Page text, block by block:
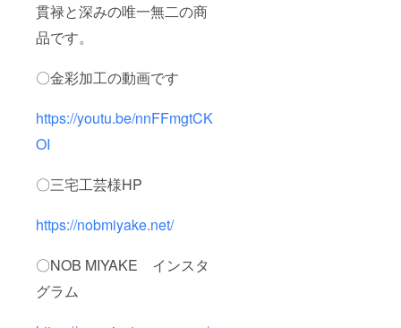
貫禄と深みの唯一無二の商
品です。
〇金彩加工の動画です
https://youtu.be/nnFFmgtCK
OI
〇三宅工芸様HP
https://nobmiyake.net/
〇NOB MIYAKE インスタ
グラム